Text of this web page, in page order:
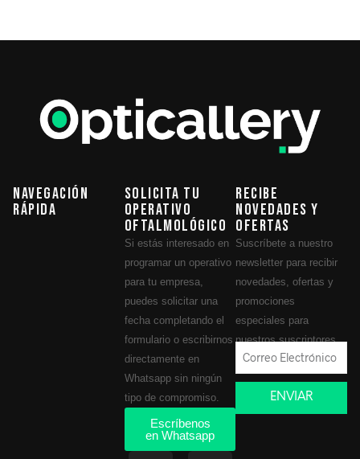
Navegación
Rápida
Solicita tu
operativo
oftalmológico
Si estás interesado en
programar un operativo
para tu empresa,
puedes solicitar una
fecha completando el
formulario o escribirnos
directamente en
Whatsapp sin ningún
tipo de compromiso.
Escríbenos
en Whatsapp
Recibe
novedades y
ofertas
Suscríbete a nuestro
newsletter para recibir
novedades, ofertas y
promociones
especiales para
nuestros suscriptores.
ENVIAR